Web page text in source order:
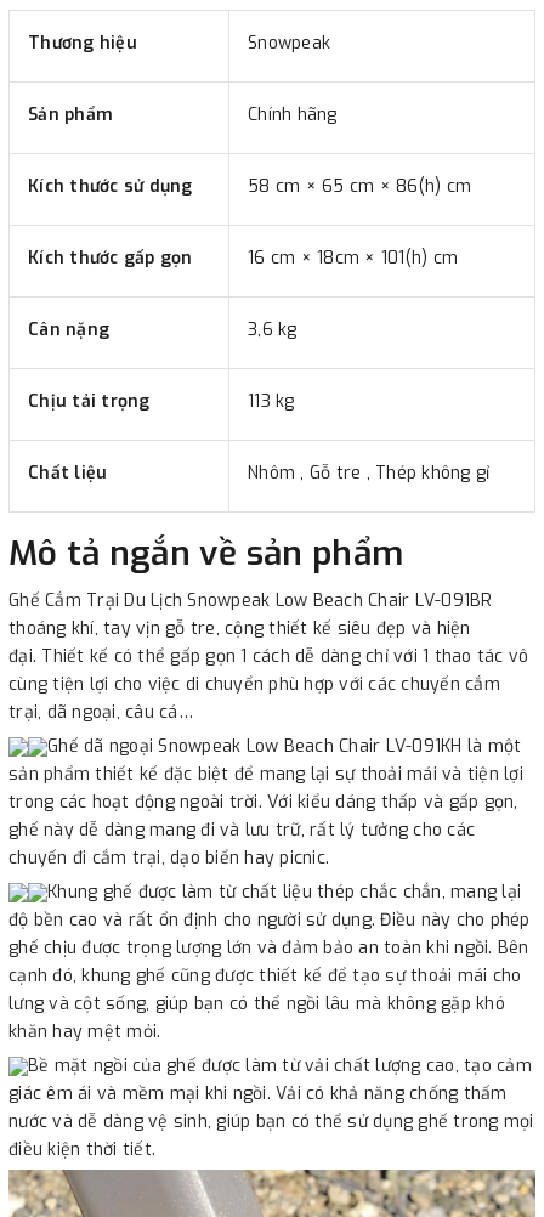
Thương hiệu Snowpeak
Sản phẩm Chính hãng
Kích thước sử dụng 58 cm × 65 cm × 86(h) cm
Kích thước gấp gọn 16 cm × 18cm × 101(h) cm
Cân nặng 3,6 kg
Chịu tải trọng 113 kg
Chất liệu Nhôm , Gỗ tre , Thép không gỉ
Mô tả ngắn về sản phẩm
Ghế Cắm Trại Du Lịch Snowpeak Low Beach Chair LV-091BR
thoáng khí, tay vịn gỗ tre, cộng thiết kế siêu đẹp và hiện
đại. Thiết kế có thể gấp gọn 1 cách dễ dàng chỉ với 1 thao tác vô
cùng tiện lợi cho việc di chuyển phù hợp với các chuyến cắm
trại, dã ngoại, câu cá…
Ghế dã ngoại Snowpeak Low Beach Chair LV-091KH là một
sản phẩm thiết kế đặc biệt để mang lại sự thoải mái và tiện lợi
trong các hoạt động ngoài trời. Với kiểu dáng thấp và gấp gọn,
ghế này dễ dàng mang đi và lưu trữ, rất lý tưởng cho các
chuyến đi cắm trại, dạo biển hay picnic.
Khung ghế được làm từ chất liệu thép chắc chắn, mang lại
độ bền cao và rất ổn định cho người sử dụng. Điều này cho phép
ghế chịu được trọng lượng lớn và đảm bảo an toàn khi ngồi. Bên
cạnh đó, khung ghế cũng được thiết kế để tạo sự thoải mái cho
lưng và cột sống, giúp bạn có thể ngồi lâu mà không gặp khó
khăn hay mệt mỏi.
Bề mặt ngồi của ghế được làm từ vải chất lượng cao, tạo cảm
giác êm ái và mềm mại khi ngồi. Vải có khả năng chống thấm
nước và dễ dàng vệ sinh, giúp bạn có thể sử dụng ghế trong mọi
điều kiện thời tiết.